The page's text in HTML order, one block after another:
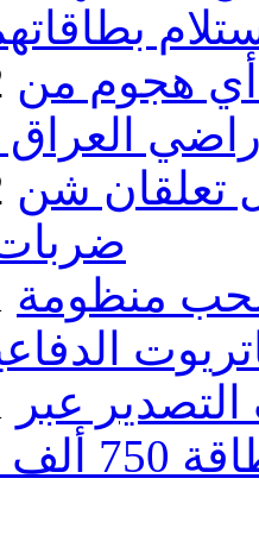
أي هجوم من
تعلقان شن
منظومة
التصدير عبر
يومياً